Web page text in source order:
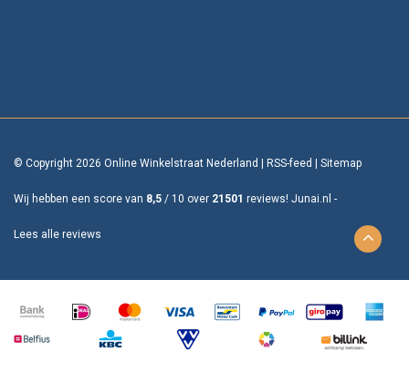
© Copyright 2026 Online Winkelstraat Nederland RSS-feed Sitemap
Wij hebben een score van 8,5 / 10 over 21501 reviews! Junai.nl -
Lees alle reviews